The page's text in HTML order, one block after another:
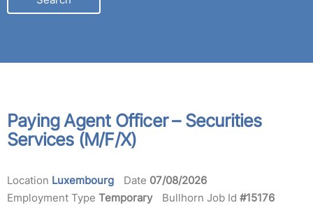
LOCATION
Paying Agent Officer – Securities
Services (M/F/X)
Location Luxembourg Date 07/08/2026
Employment Type Temporary Bullhorn Job Id #15176